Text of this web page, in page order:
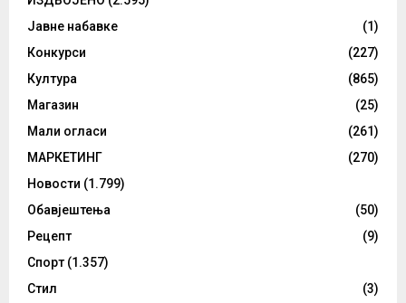
Јавне набавке
(1)
Конкурси
(227)
Култура
(865)
Магазин
(25)
Мали огласи
(261)
МАРКЕТИНГ
(270)
Новости (1.799)
Обавјештења
(50)
Рецепт
(9)
Спорт (1.357)
Стил
(3)